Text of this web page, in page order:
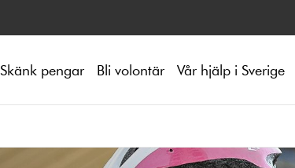
Skänk pengar Bli volontär Vår hjälp i Sverige